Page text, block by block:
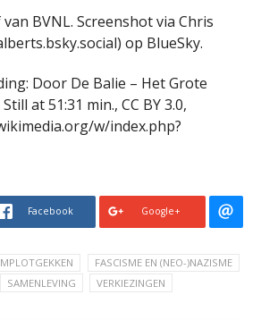
BVNL. Screenshot via Chris
op BlueSky.
Door De Balie – Het Grote
at 51:31 min., CC BY 3.0,
w/index.php?
Facebook Google+
FASCISME EN (NEO-)NAZISME
SAMENLEVING VERKIEZINGEN